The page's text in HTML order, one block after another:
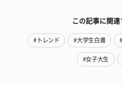
この記事に関連
#トレンド #大学生白書
#女子大生